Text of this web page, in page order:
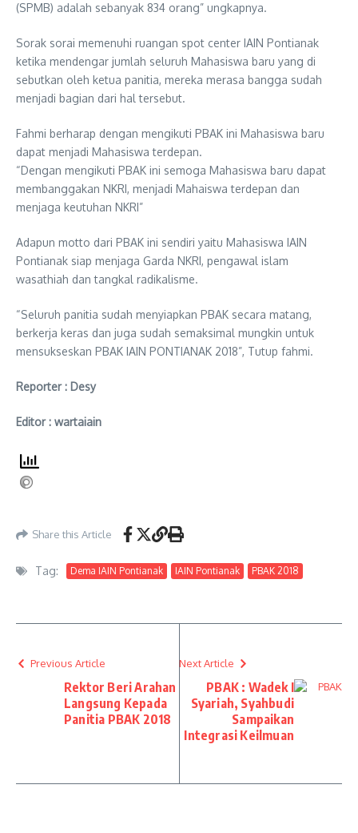
(SPMB) adalah sebanyak 834 orang” ungkapnya.
Sorak sorai memenuhi ruangan spot center IAIN Pontianak
ketika mendengar jumlah seluruh Mahasiswa baru yang di
sebutkan oleh ketua panitia, mereka merasa bangga sudah
menjadi bagian dari hal tersebut.
Fahmi berharap dengan mengikuti PBAK ini Mahasiswa baru
dapat menjadi Mahasiswa terdepan.
“Dengan mengikuti PBAK ini semoga Mahasiswa baru dapat
membanggakan NKRI, menjadi Mahaiswa terdepan dan
menjaga keutuhan NKRI”
Adapun motto dari PBAK ini sendiri yaitu Mahasiswa IAIN
Pontianak siap menjaga Garda NKRI, pengawal islam
wasathiah dan tangkal radikalisme.
“Seluruh panitia sudah menyiapkan PBAK secara matang,
berkerja keras dan juga sudah semaksimal mungkin untuk
mensukseskan PBAK IAIN PONTIANAK 2018”, Tutup fahmi.
Reporter : Desy
Editor : wartaiain
Share this Article
Tag: Dema IAIN Pontianak IAIN Pontianak PBAK 2018
Previous Article
Rektor Beri Arahan
Langsung Kepada
Panitia PBAK 2018
Next Article
PBAK : Wadek I
Syariah, Syahbudi
Sampaikan
Integrasi Keilmuan